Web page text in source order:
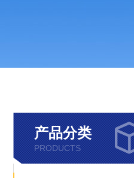
产品分类
PRODUCTS